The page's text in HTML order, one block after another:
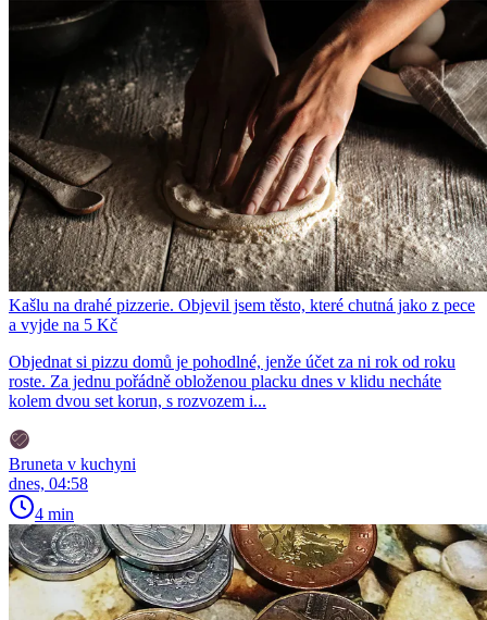
Kašlu na drahé pizzerie. Objevil jsem těsto, které chutná jako z pece
a vyjde na 5 Kč
Objednat si pizzu domů je pohodlné, jenže účet za ni rok od roku
roste. Za jednu pořádně obloženou placku dnes v klidu necháte
kolem dvou set korun, s rozvozem i...
Bruneta v kuchyni
dnes, 04:58
4 min